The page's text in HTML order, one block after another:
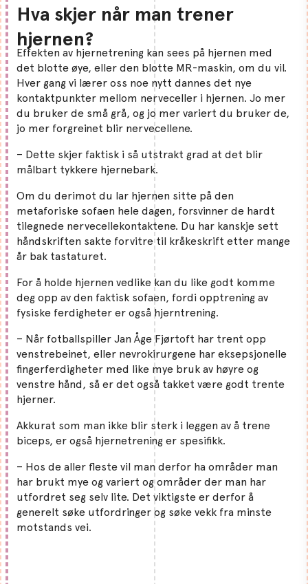
Hva skjer når man trener
hjernen?
Effekten av hjernetrening kan sees på hjernen med
det blotte øye, eller den blotte MR-maskin, om du vil.
Hver gang vi lærer oss noe nytt dannes det nye
kontaktpunkter mellom nerveceller i hjernen. Jo mer
du bruker de små grå, og jo mer variert du bruker de,
jo mer forgreinet blir nervecellene.
– Dette skjer faktisk i så utstrakt grad at det blir
målbart tykkere hjernebark.
Om du derimot du lar hjernen sitte på den
metaforiske sofaen hele dagen, forsvinner de hardt
tilegnede nervecellekontaktene. Du har kanskje sett
håndskriften sakte forvitre til kråkeskrift etter mange
år bak tastaturet.
For å holde hjernen vedlike kan du like godt komme
deg opp av den faktisk sofaen, fordi opptrening av
fysiske ferdigheter er også hjerntrening.
– Når fotballspiller Jan Åge Fjørtoft har trent opp
venstrebeinet, eller nevrokirurgene har eksepsjonelle
fingerferdigheter med like mye bruk av høyre og
venstre hånd, så er det også takket være godt trente
hjerner.
Akkurat som man ikke blir sterk i leggen av å trene
biceps, er også hjernetrening er spesifikk.
– Hos de aller fleste vil man derfor ha områder man
har brukt mye og variert og områder der man har
utfordret seg selv lite. Det viktigste er derfor å
generelt søke utfordringer og søke vekk fra minste
motstands vei.